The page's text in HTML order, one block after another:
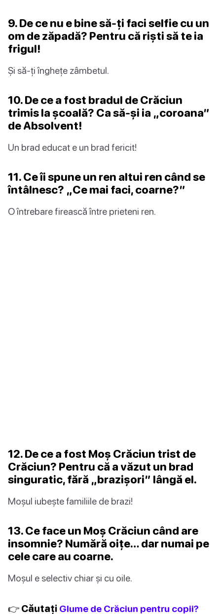
9. De ce nu e bine să-ți faci selfie cu un
om de zăpadă? Pentru că riști să te ia
frigul!
Și să-ți înghețe zâmbetul.
10. De ce a fost bradul de Crăciun
trimis la școală? Ca să-și ia „coroana”
de Absolvent!
Un brad educat e un brad fericit!
11. Ce îi spune un ren altui ren când se
întâlnesc? „Ce mai faci, coarne?”
O întrebare firească între prieteni ren.
12. De ce a fost Moș Crăciun trist de
Crăciun? Pentru că a văzut un brad
singuratic, fără „brazișori” lângă el.
Moșul iubește familiile de brazi!
13. Ce face un Moș Crăciun când are
insomnie? Numără oițe… dar numai pe
cele care au coarne.
Moșul e selectiv chiar și cu oile.
👉 Căutați Glume de Crăciun pentru copii?